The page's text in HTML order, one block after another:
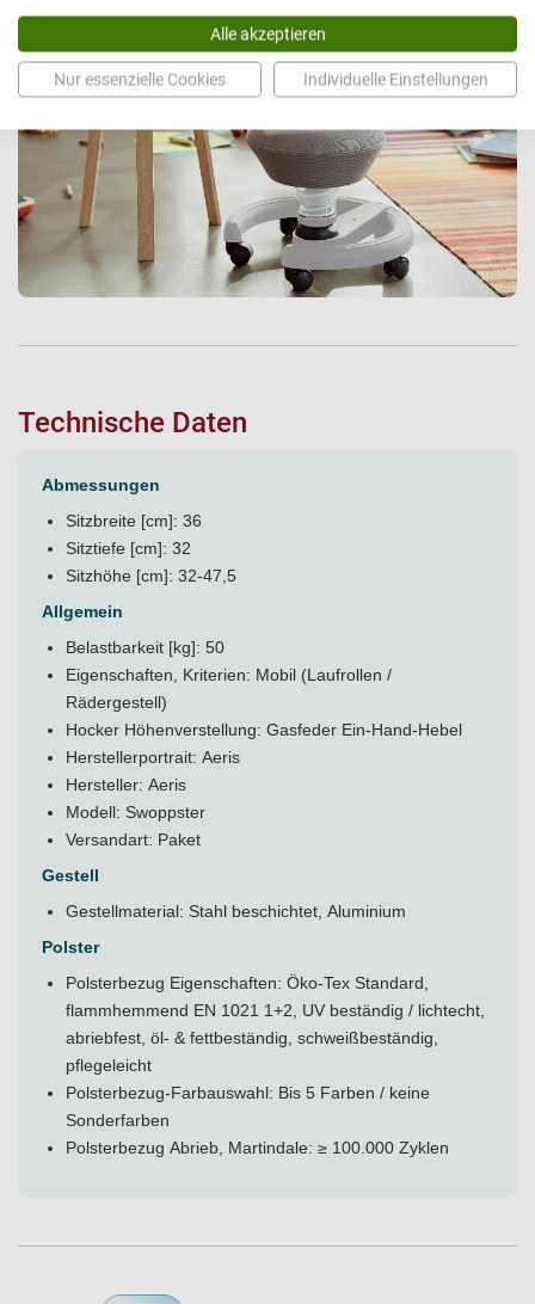
Technische Daten
Abmessungen
Sitzbreite [cm]: 36
Sitztiefe [cm]: 32
Sitzhöhe [cm]: 32-47,5
Allgemein
Belastbarkeit [kg]: 50
Eigenschaften, Kriterien: Mobil (Laufrollen /
Rädergestell)
Hocker Höhenverstellung: Gasfeder Ein-Hand-Hebel
Herstellerportrait: Aeris
Hersteller: Aeris
Modell: Swoppster
Versandart: Paket
Gestell
Gestellmaterial: Stahl beschichtet, Aluminium
Polster
Polsterbezug Eigenschaften: Öko-Tex Standard,
flammhemmend EN 1021 1+2, UV beständig / lichtecht,
abriebfest, öl- & fettbeständig, schweißbeständig,
pflegeleicht
Polsterbezug-Farbauswahl: Bis 5 Farben / keine
Sonderfarben
Polsterbezug Abrieb, Martindale: ≥ 100.000 Zyklen
Alle akzeptieren
Nur essenzielle Cookies Individuelle Einstellungen